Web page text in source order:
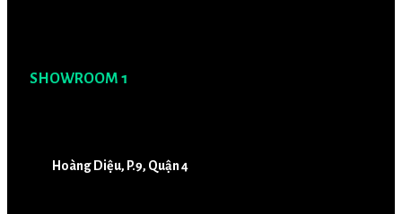
SHOWROOM 1
Hoàng Diệu, P.9, Quận 4